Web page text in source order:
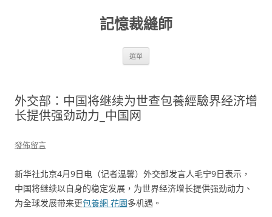
記憶裁縫師
選單
外交部：中国将继续为世查包養經驗界经济增
长提供强劲动力_中国网
發佈留言
新华社北京4月9日电（记者温馨）外交部发言人毛宁9日表示，
中国将继续以自身的稳定发展，为世界经济增长提供强劲动力、
为全球发展带来更包養網 花園多机遇。